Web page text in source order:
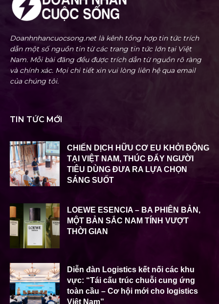
Doanhnhancuocsong.net là kênh tổng hợp tin tức trích
dẫn một số nguồn tin từ các trang tin tức lớn tại Việt
Nam. Mỗi bài đăng đều được trích dẫn từ nguồn rõ ràng
và chính xác. Mọi chi tiết xin vui lòng liên hệ qua email
của chúng tôi.
TIN TỨC MỚI
CHIẾN DỊCH HỮU CƠ EU KHỞI ĐỘNG
TẠI VIỆT NAM, THÚC ĐẨY NGƯỜI
TIÊU DÙNG ĐƯA RA LỰA CHỌN
SÁNG SUỐT
LOEWE ESENCIA – BA PHIÊN BẢN,
MỘT BẢN SẮC NAM TÍNH VƯỢT
THỜI GIAN
Diễn đàn Logistics kết nối các khu
vực: “Tái cấu trúc chuỗi cung ứng
toàn cầu – Cơ hội mới cho logistics
Việt Nam”